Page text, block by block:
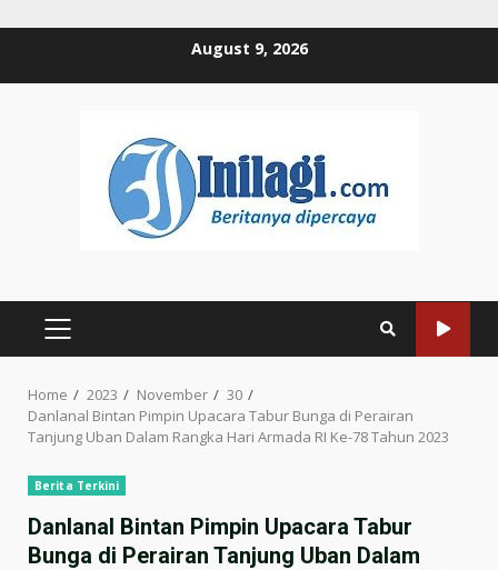
August 9, 2026
PRIMARY
Home 2023 November
30
Danlanal Bintan Pimpin Upacara Tabur Bunga di Perairan
Tanjung Uban Dalam Rangka Hari Armada RI Ke-78 Tahun 2023
Berita Terkini
Danlanal Bintan Pimpin Upacara Tabur
Bunga di Perairan Tanjung Uban Dalam